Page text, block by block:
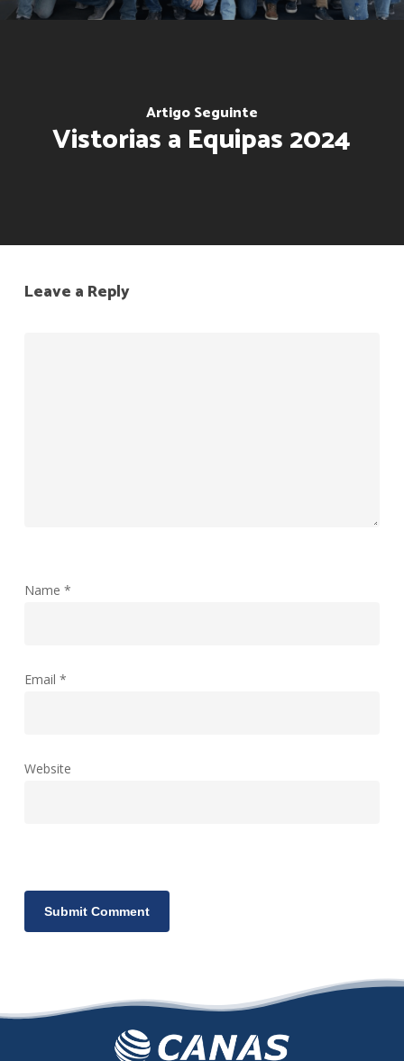
Artigo Seguinte
Vistorias a Equipas 2024
Leave a Reply
Name *
Email *
Website